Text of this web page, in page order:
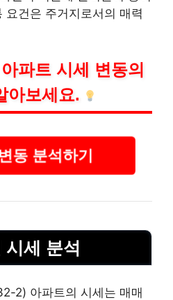
요건은 주거지로서의 매력
파트 시세 변동의
아보세요.
동 분석하기
세 분석
2) 아파트의 시세는 매매